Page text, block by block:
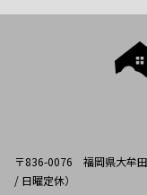
〒836-0076 福岡県大牟
/ 日曜定休）